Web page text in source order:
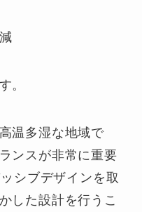
。
温多湿な地域で
ンスが非常に重要
シブデザインを取
した設計を行うこ